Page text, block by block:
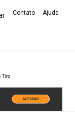
Contato Ajuda